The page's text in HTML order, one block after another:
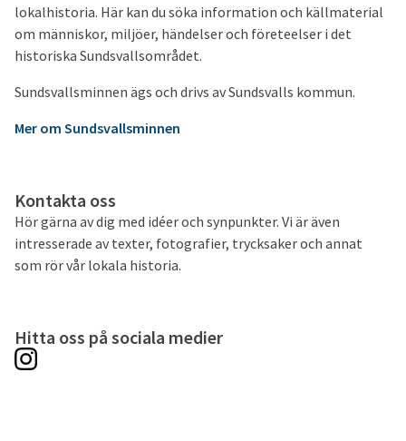
lokalhistoria. Här kan du söka information och källmaterial
om människor, miljöer, händelser och företeelser i det
historiska Sundsvallsområdet.
Sundsvallsminnen ägs och drivs av Sundsvalls kommun.
Mer om Sundsvallsminnen
Kontakta oss
Hör gärna av dig med idéer och synpunkter. Vi är även
intresserade av texter, fotografier, trycksaker och annat
som rör vår lokala historia.
Hitta oss på sociala medier